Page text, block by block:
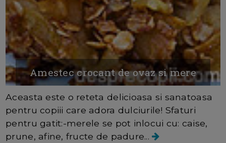
Amestec crocant de ovaz si mere
Aceasta este o reteta delicioasa si sanatoasa
pentru copiii care adora dulciurile! Sfaturi
pentru gatit:-merele se pot inlocui cu: caise,
prune, afine, fructe de padure...